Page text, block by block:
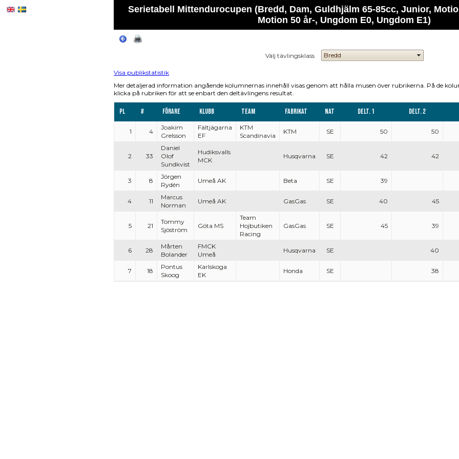
Serietabell Mittendurocupen (Bredd, Dam, Guldhjälm 65-85cc, Junior,
Motion 50 år-, Ungdom E0, Ungdom E1)
Välj tävlingsklass
Visa publikstatistik
Mer detaljerad information angående kolumnernas innehåll visas genom att hålla musen över rubrikerna. På de
klicka på rubriken för att se enbart den deltävlingens resultat.
Pl # Förare Klubb Team Fabrikat Nat Delt. 1 Delt. 2
1 4
Joakim
Grelsson
Fältjägarna
EF
KTM
Scandinavia
KTM SE 50 50
2 33
Daniel
Olof
Sundkvist
Hudiksvalls
MCK
Husqvarna SE 42 42
3 8
Jörgen
Rydén
Umeå AK Beta SE 39
4 11
Marcus
Norman
Umeå AK GasGas SE 40 45
5 21
Tommy
Sjöström
Göta MS
Team
Hojbutiken
Racing
GasGas SE 45 39
6 28
Mårten
Bolander
FMCK
Umeå
Husqvarna SE 40
7 18
Pontus
Skoog
Karlskoga
EK
Honda SE 38